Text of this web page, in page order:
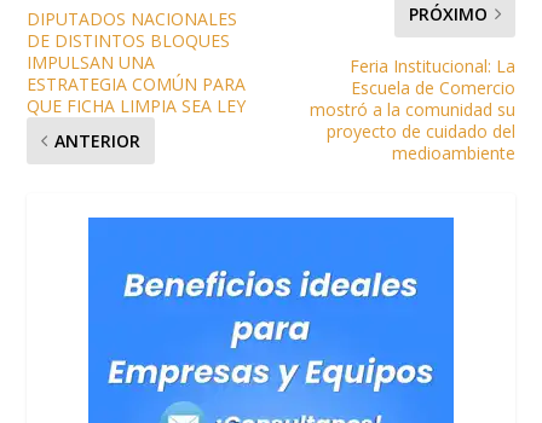
DIPUTADOS NACIONALES
DE DISTINTOS BLOQUES
IMPULSAN UNA
ESTRATEGIA COMÚN PARA
QUE FICHA LIMPIA SEA LEY
ANTERIOR
PRÓXIMO
Feria Institucional: La
Escuela de Comercio
mostró a la comunidad su
proyecto de cuidado del
medioambiente